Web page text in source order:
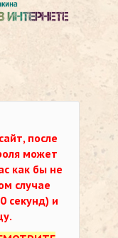
после
может
как бы не
случае
секунд) и